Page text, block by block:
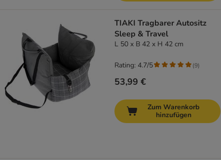
TIAKI Tragbarer Autositz
Sleep & Travel
L 50 x B 42 x H 42 cm
53,99 €
Rating: 4.7/5 (9)
Zum Warenkorb
hinzufügen